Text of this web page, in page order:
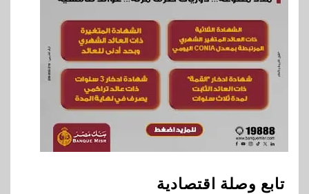
تابع وصلة اقتصادية